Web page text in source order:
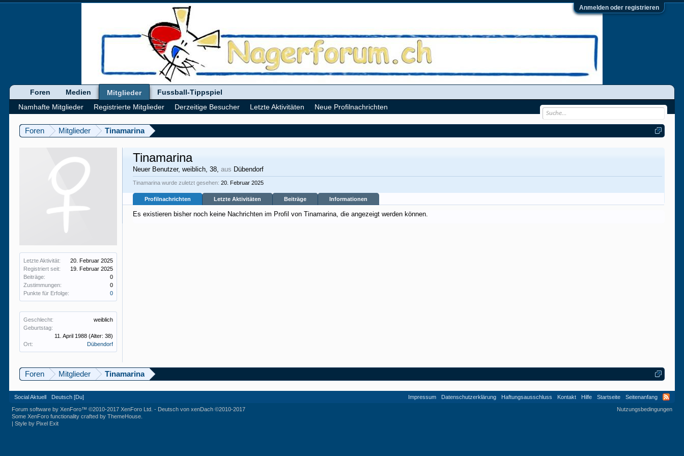
Anmelden oder registrieren
Foren Mitglieder Tinamarina
Letzte Aktivität:
20. Februar 2025
Registriert seit:
19. Februar 2025
Beiträge:
0
Zustimmungen:
0
Punkte für Erfolge:
0
Geschlecht:
weiblich
Geburtstag:
11. April 1988 (Alter: 38)
Ort:
Dübendorf
Tinamarina
Neuer Benutzer, weiblich, 38,aus Dübendorf
Tinamarina wurde zuletzt gesehen: 20. Februar 2025
Profilnachrichten Letzte Aktivitäten Beiträge Informationen
Es existieren bisher noch keine Nachrichten im Profil von Tinamarina, die angezeigt werden können.
Foren Mitglieder Tinamarina
Foren Medien
Mitglieder
Namhafte Mitglieder
Registrierte Mitglieder Derzeitige Besucher Letzte Aktivitäten Neue Profilnachrichten
Fussball-Tippspiel
Social Aktuell Deutsch [Du] Impressum Datenschutzerklärung Haftungsausschluss Kontakt Hilfe Startseite
Seitenanfang
Nutzungsbedingungen
Forum software by XenForo™©2010-2017 XenForo Ltd. - Deutsch von xenDach©2010-2017
Some XenForo functionality crafted byThemeHouse
|Style by Pixel Exit